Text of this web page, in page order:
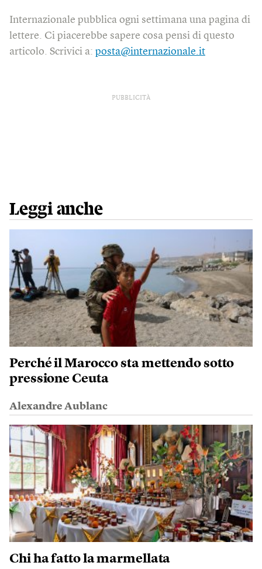
Internazionale pubblica ogni settimana una pagina di
lettere. Ci piacerebbe sapere cosa pensi di questo
articolo. Scrivici a: posta@internazionale.it
PUBBLICITÀ
Leggi anche
Perché il Marocco sta mettendo sotto
pressione Ceuta
Alexandre Aublanc
Chi ha fatto la marmellata